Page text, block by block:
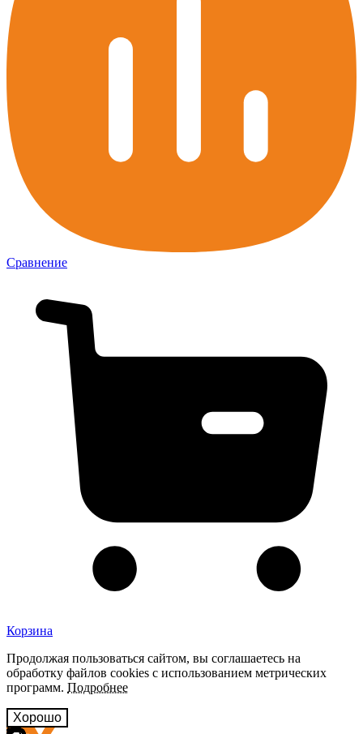
Сравнение
Корзина
Продолжая пользоваться сайтом, вы соглашаетесь на
обработку файлов cookies с использованием метрических
программ. Подробнее
Хорошо